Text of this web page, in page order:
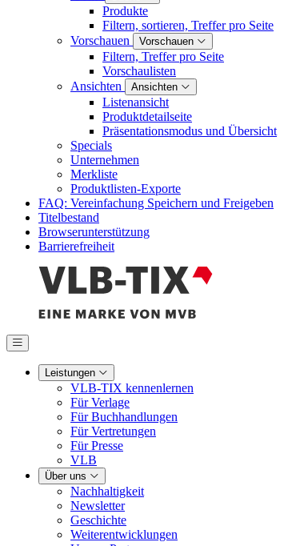
Produkte
Filtern, sortieren, Treffer pro Seite
Vorschauen
Vorschauen
Filtern, Treffer pro Seite
Vorschaulisten
Ansichten
Ansichten
Listenansicht
Produktdetailseite
Präsentationsmodus und Übersicht
Specials
Unternehmen
Merkliste
Produktlisten-Exporte
FAQ: Vereinfachung Speichern und Freigeben
Titelbestand
Browserunterstützung
Barrierefreiheit
Leistungen
VLB-TIX kennenlernen
Für Verlage
Für Buchhandlungen
Für Vertretungen
Für Presse
VLB
Über uns
Nachhaltigkeit
Newsletter
Geschichte
Weiterentwicklungen